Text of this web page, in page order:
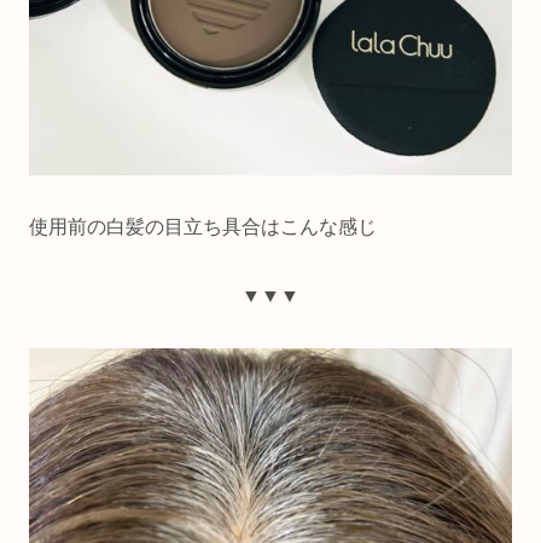
使用前の白髪の目立ち具合はこんな感じ
▼▼▼